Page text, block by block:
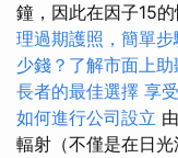
鐘，因此在因子15
理過期護照，簡單
少錢？了解市面上
長者的最佳選擇 享
如何進行公司設立
輻射（不僅是在日